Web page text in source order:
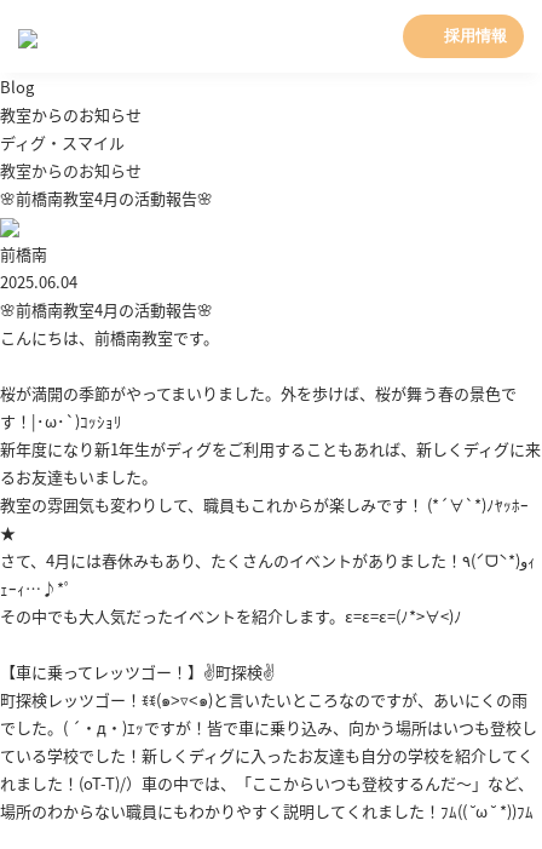
採用情報
Blog
教室からのお知らせ
ディグ・スマイル
教室からのお知らせ
🌸前橋南教室4月の活動報告🌸
前橋南
2025.06.04
🌸前橋南教室4月の活動報告🌸
こんにちは、前橋南教室です。
桜が満開の季節がやってまいりました。外を歩けば、桜が舞う春の景色で
す！|･ω･`)ｺｯｼｮﾘ
新年度になり新1年生がディグをご利用することもあれば、新しくディグに来
るお友達もいました。
教室の雰囲気も変わりして、職員もこれからが楽しみです！ (*´∀`*)ﾉﾔｯﾎｰ
★
さて、4月には春休みもあり、たくさんのイベントがありました！٩(ˊᗜˋ*)وｨ
ｪｰｨ…♪*ﾟ
その中でも大人気だったイベントを紹介します。ε=ε=ε=(ﾉ*>∀<)ﾉ
【車に乗ってレッツゴー！】✌️町探検✌️
町探検レッツゴー！ꉂꉂ(๑˃▿˂๑)と言いたいところなのですが、あいにくの雨
でした。( ´・д・)ｴｯですが！皆で車に乗り込み、向かう場所はいつも登校し
ている学校でした！新しくディグに入ったお友達も自分の学校を紹介してく
れました！(oT-T)/）車の中では、「ここからいつも登校するんだ～」など、
場所のわからない職員にもわかりやすく説明してくれました！ﾌﾑ(( ˘ω ˘ *))ﾌﾑ